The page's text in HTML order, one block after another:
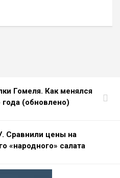
Гомеля. Как менялся
(обновлено)
Сравнили цены на
«народного» салата